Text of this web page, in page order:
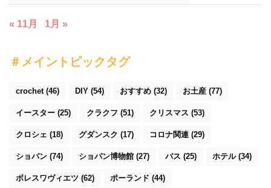
« 11月 1月 »
＃メイントピックタグ
crochet(46) DIY (54) おすすめ (32) お土産 (77)
イースター (25) クラクフ (51) クリスマス (53)
クロシェ (18) グダンスク (17) コロナ関連 (29)
ショパン (74) ショパン博物館 (27) バス (25) ホテル(34)
ボレスワヴィエツ (62) ポーランド (44)